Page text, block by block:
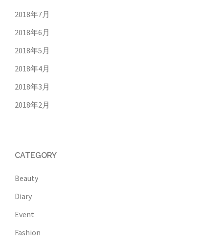
2018年7月
2018年6月
2018年5月
2018年4月
2018年3月
2018年2月
CATEGORY
Beauty
Diary
Event
Fashion